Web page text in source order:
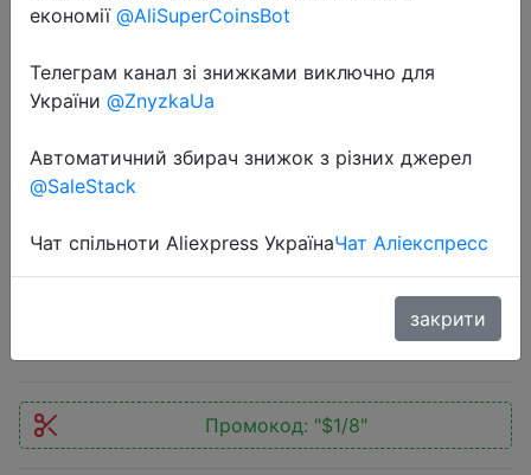
2020-09-04
Netac карта памяти micro sd 128
ГБ 100 МБ/с./с 64 Гб micro SD
Распродажа P500
Промокод: "$1/8"
економії @AliSuperCoinsBot
Телеграм канал зі знижками виключно для
України @ZnyzkaUa
Автоматичний збирач знижок з різних джерел
@SaleStack
Чат спільноти Aliexpress УкраїнаЧат Аліекспресс
закрити